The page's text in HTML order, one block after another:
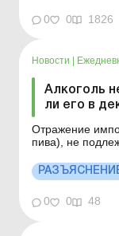
представления
налогу ...
0 0 1826
Новости
Алкоголь
ли его в
Отражение
пива), не
горючее,
получения, уплаты,
сотрудничать
оформлять ф...
0 0 48